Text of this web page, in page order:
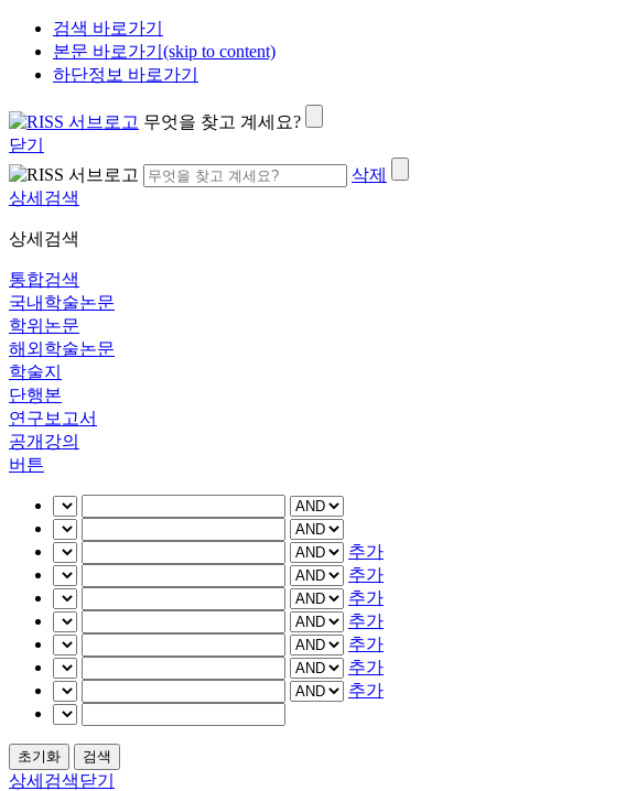
검색 바로가기
본문 바로가기(skip to content)
하단정보 바로가기
무엇을 찾고 계세요?
닫기
삭제
상세검색
상세검색
통합검색
국내학술논문
학위논문
해외학술논문
학술지
단행본
연구보고서
공개강의
버튼
추가
추가
추가
추가
추가
추가
추가
상세검색닫기